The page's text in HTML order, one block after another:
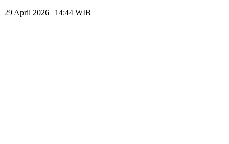
29 April 2026 | 14:44 WIB